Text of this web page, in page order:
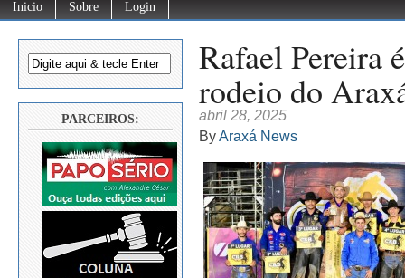
Inicio Sobre Login
PARCEIROS:
Rafael Pereira
rodeio do
abril 28, 2025
ByAraxá News